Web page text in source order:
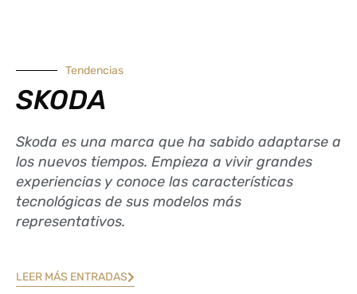
Tendencias
SKODA
Skoda es una marca que ha sabido adaptarse a
los nuevos tiempos. Empieza a vivir grandes
experiencias y conoce las características
tecnológicas de sus modelos más
representativos.
LEER MÁS ENTRADAS